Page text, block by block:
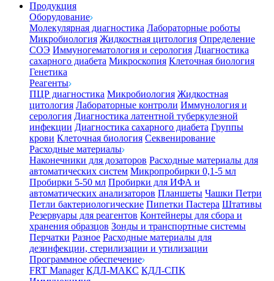
Продукция
Оборудование
Молекулярная диагностика Лабораторные роботы
Микробиология Жидкостная цитология Определение
СОЭ Иммуногематология и серология Диагностика
сахарного диабета Микроскопия Клеточная биология
Генетика
Реагенты
ПЦР диагностика Микробиология Жидкостная
цитология Лабораторные контроли Иммунология и
серология Диагностика латентной туберкулезной
инфекции Диагностика сахарного диабета Группы
крови Клеточная биология Секвенирование
Расходные материалы
Наконечники для дозаторов Расходные материалы для
автоматических систем Микропробирки 0,1-5 мл
Пробирки 5-50 мл Пробирки для ИФА и
автоматических анализаторов Планшеты Чашки Петри
Петли бактериологические Пипетки Пастера Штативы
Резервуары для реагентов Контейнеры для сбора и
хранения образцов Зонды и транспортные системы
Перчатки Разное Расходные материалы для
дезинфекции, стерилизации и утилизации
Программное обеспечение
FRT Manager КДЛ-МАКС КДЛ-СПК